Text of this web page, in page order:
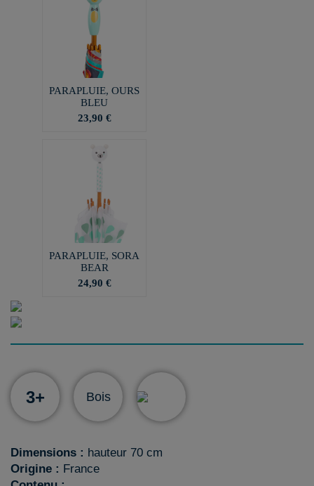
PARAPLUIE, OURS
BLEU
23,90 €
PARAPLUIE, SORA
BEAR
24,90 €
3+ Bois
Dimensions : hauteur 70 cm
Origine : France